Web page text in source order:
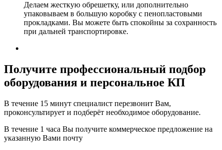
Делаем жесткую обрешетку, или дополнительно
упаковываем в большую коробку с пенопластовыми
прокладками. Вы можете быть спокойны за сохранность
при дальней транспортировке.
Получите профессиональный подбор
оборудования и персональное КП
В течение 15 минут специалист перезвонит Вам,
проконсультирует и подберёт необходимое оборудование.
В течение 1 часа Вы получите коммерческое предложение на
указанную Вами почту